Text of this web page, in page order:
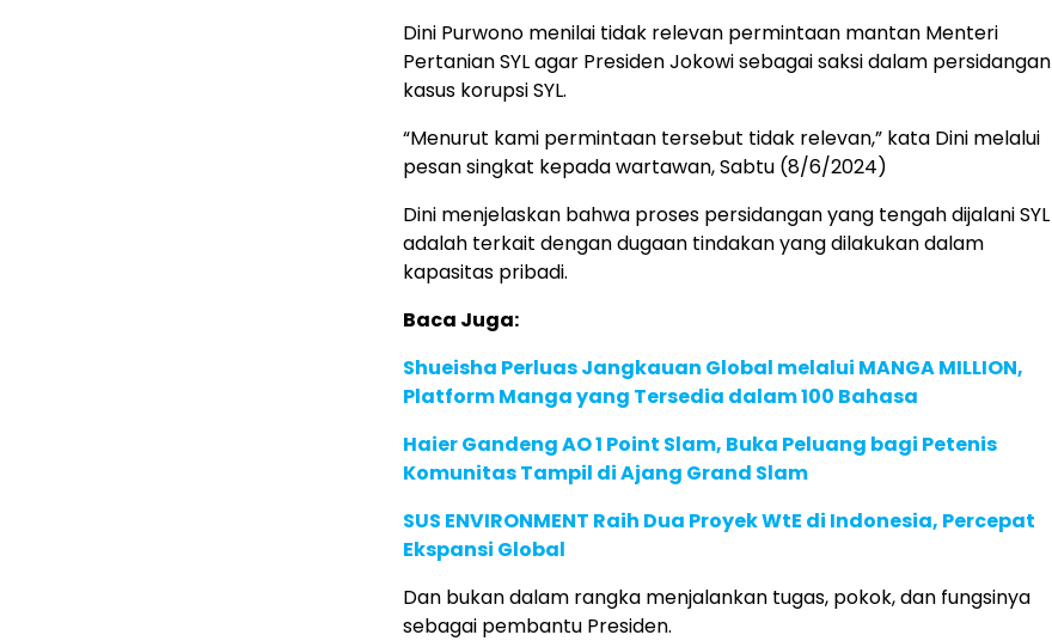
Dini Purwono menilai tidak relevan permintaan mantan Menteri
Pertanian SYL agar Presiden Jokowi sebagai saksi dalam persidangan
kasus korupsi SYL.
“Menurut kami permintaan tersebut tidak relevan,” kata Dini melalui
pesan singkat kepada wartawan, Sabtu (8/6/2024)
Dini menjelaskan bahwa proses persidangan yang tengah dijalani SYL
adalah terkait dengan dugaan tindakan yang dilakukan dalam
kapasitas pribadi.
Baca Juga:
Shueisha Perluas Jangkauan Global melalui MANGA MILLION,
Platform Manga yang Tersedia dalam 100 Bahasa
Haier Gandeng AO 1 Point Slam, Buka Peluang bagi Petenis
Komunitas Tampil di Ajang Grand Slam
SUS ENVIRONMENT Raih Dua Proyek WtE di Indonesia, Percepat
Ekspansi Global
Dan bukan dalam rangka menjalankan tugas, pokok, dan fungsinya
sebagai pembantu Presiden.